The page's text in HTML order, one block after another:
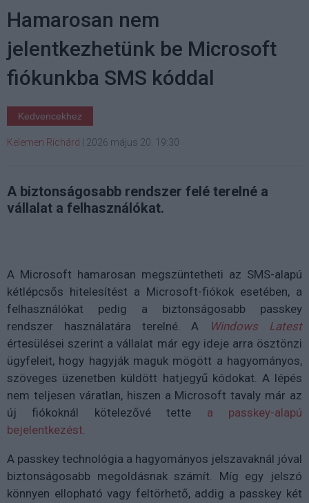
Hamarosan nem
jelentkezhetünk be Microsoft
fiókunkba SMS kóddal
Kedvencekhez
Kelemen Richárd 2026 május 20. 19:30
A biztonságosabb rendszer felé terelné a
vállalat a felhasználókat.
A Microsoft hamarosan megszüntetheti az SMS-alapú
kétlépcsős hitelesítést a Microsoft-fiókok esetében, a
felhasználókat pedig a biztonságosabb passkey
rendszer használatára terelné. A
Windows Latest
értesülései szerint a vállalat már egy ideje arra ösztönzi
ügyfeleit, hogy hagyják maguk mögött a hagyományos,
szöveges üzenetben küldött hatjegyű kódokat. A lépés
nem teljesen váratlan, hiszen a Microsoft tavaly már az
új fiókoknál kötelezővé tette a passkey-alapú
bejelentkezést.
A passkey technológia a hagyományos jelszavaknál jóval
biztonságosabb megoldásnak számít. Míg egy jelszó
könnyen ellopható vagy feltörhető, addig a passkey két